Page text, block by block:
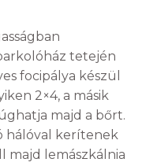
tetején
focipálya készül
2×4, a másik
majd a bőrt.
hálóval kerítenek
majd lemászkálnia